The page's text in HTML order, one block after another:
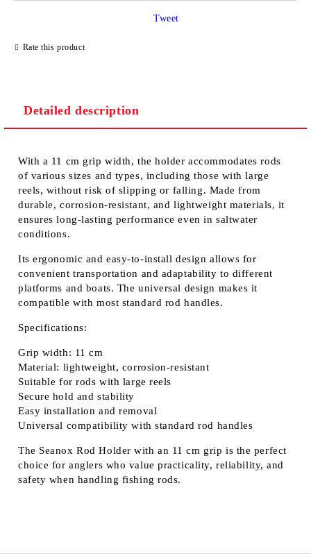
Rate this product
Tweet
Detailed description
With a 11 cm grip width, the holder accommodates rods
of various sizes and types, including those with large
reels, without risk of slipping or falling. Made from
durable, corrosion-resistant, and lightweight materials, it
ensures long-lasting performance even in saltwater
conditions.
Itsergonomic and easy-to-install design allows for
convenient transportation and adaptability to different
platforms and boats. The universal design makes it
compatible with most standard rod handles.
Specifications:
Grip width: 11 cm
Material: lightweight, corrosion-resistant
Suitable for rods with large reels
Secure hold and stability
Easy installation and removal
Universal compatibility with standard rod handles
The Seanox Rod Holder with an 11 cm grip is the perfect
choice for anglers who value practicality, reliability, and
safety when handling fishing rods.